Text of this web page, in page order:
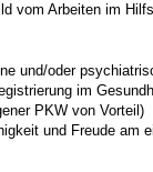
vom Arbeiten im
und/oder
im
PKW von Vorteil)
und Freude am